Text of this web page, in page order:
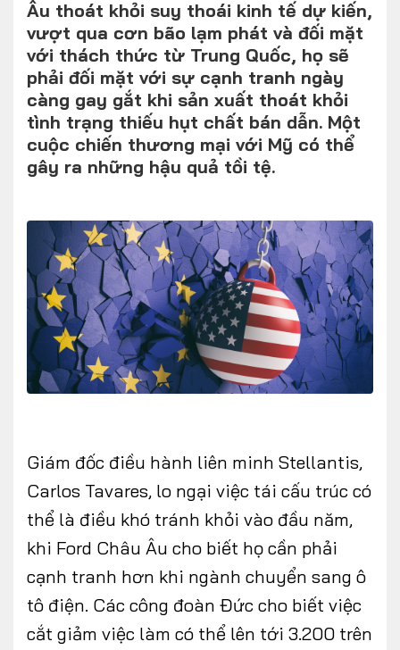
Video
TRA CỨU XE
HÃNG XE MODEL
FOLLOW US
Facebook Youtube
0972271616
ngocvu.vneconomy@gmail.com
Âu thoát khỏi suy thoái kinh tế dự kiến,
vượt qua cơn bão lạm phát và đối mặt
với thách thức từ Trung Quốc, họ sẽ
phải đối mặt với sự cạnh tranh ngày
càng gay gắt khi sản xuất thoát khỏi
tình trạng thiếu hụt chất bán dẫn. Một
cuộc chiến thương mại với Mỹ có thể
gây ra những hậu quả tồi tệ.
Giám đốc điều hành liên minh Stellantis,
Carlos Tavares, lo ngại việc tái cấu trúc có
thể là điều khó tránh khỏi vào đầu năm,
khi Ford Châu Âu cho biết họ cần phải
cạnh tranh hơn khi ngành chuyển sang ô
tô điện. Các công đoàn Đức cho biết việc
cắt giảm việc làm có thể lên tới 3.200 trên